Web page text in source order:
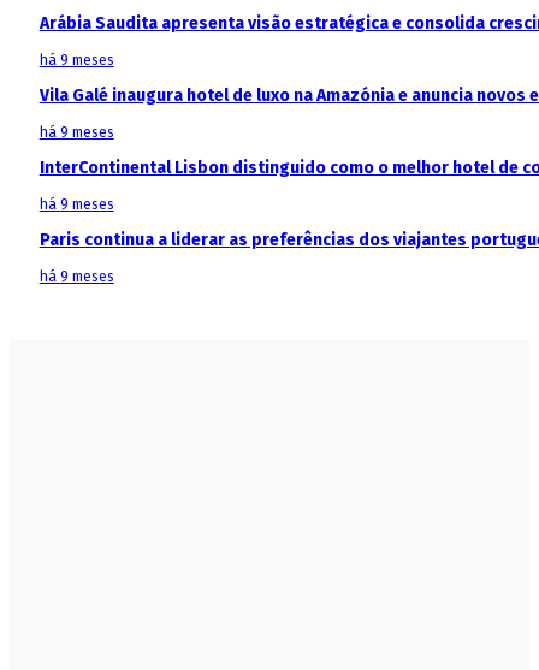
Arábia Saudita apresenta visão estratégica e consolida
há 9 meses
Vila Galé inaugura hotel de luxo na Amazónia e anuncia
há 9 meses
InterContinental Lisbon distinguido como o melhor hotel de
há 9 meses
Paris continua a liderar as preferências dos viajantes
há 9 meses